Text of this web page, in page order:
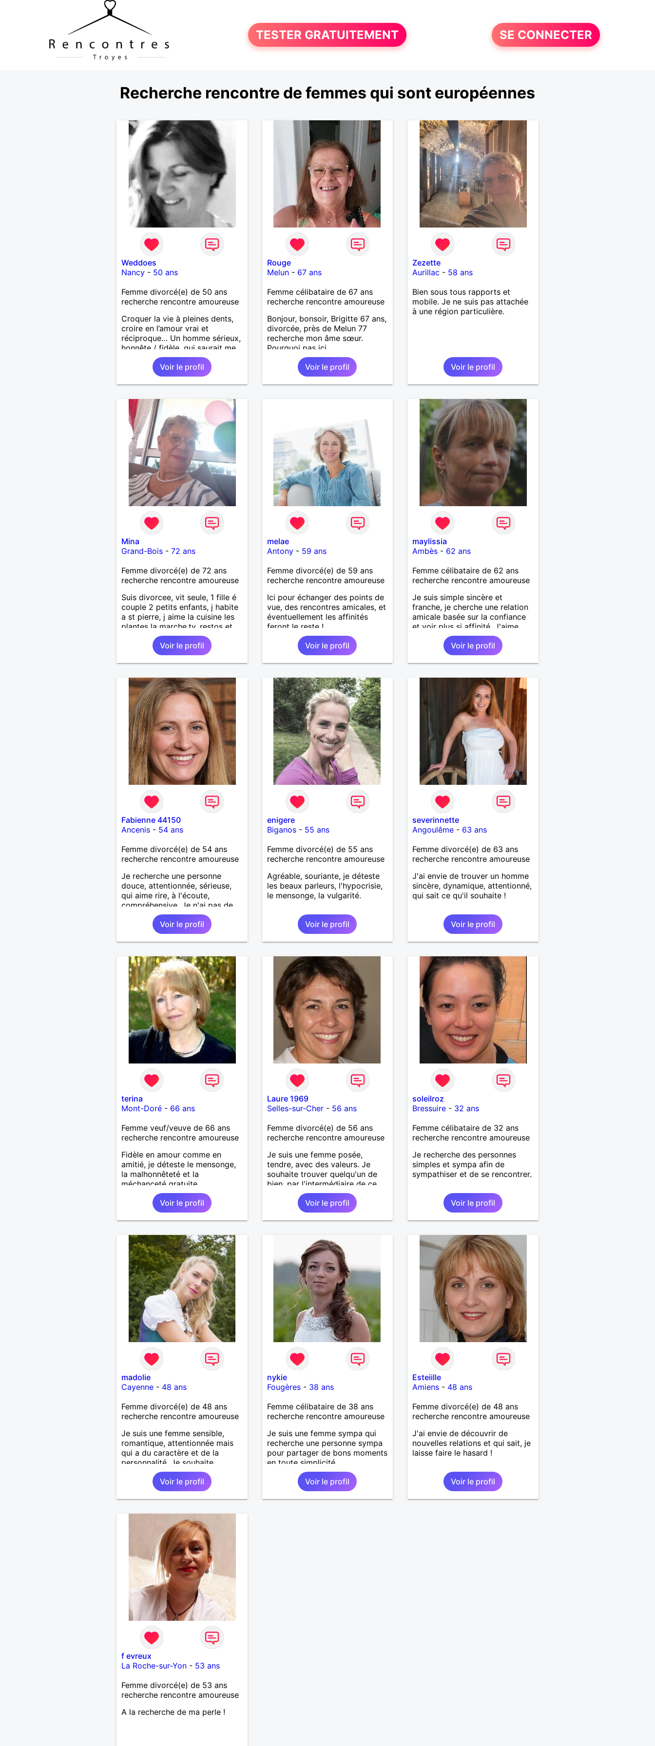
TESTER GRATUITEMENT SE CONNECTER
Recherche rencontre de femmes qui sont européennes
Weddoes
Nancy- 50 ans
Femme divorcé(e) de 50 ans
recherche rencontre amoureuse
Croquer la vie à pleines dents,
croire en l’amour vrai et
réciproque… Un homme sérieux,
honnête / fidèle, qui saurait me
faire rire à nouveau, est le bien
Voir le profil
Rouge
Melun- 67 ans
Femme célibataire de 67 ans
recherche rencontre amoureuse
Bonjour, bonsoir, Brigitte 67 ans,
divorcée, près de Melun 77
recherche mon âme sœur.
Pourquoi pas ici.
Voir le profil
Zezette
Aurillac - 58 ans
Bien sous tous rapports et
mobile. Je ne suis pas attachée
à une région particulière.
Voir le profil
Mina
Grand-Bois- 72 ans
Femme divorcé(e) de 72 ans
recherche rencontre amoureuse
Suis divorcee, vit seule, 1 fille é
couple 2 petits enfants, j habite
a st pierre, j aime la cuisine les
plantes la marche,tv, restos et
voyages 1m65 68 kgse
Voir le profil
melae
Antony- 59 ans
Femme divorcé(e) de 59 ans
recherche rencontre amoureuse
Ici pour échanger des points de
vue, des rencontres amicales, et
éventuellement les affinités
feront le reste !
Voir le profil
maylissia
Ambès - 62 ans
Femme célibataire de 62 ans
recherche rencontre amoureuse
Je suis simple sincère et
franche, je cherche une relation
amicale basée sur la confiance
et voir plus si affinité. J'aime
beaucoup voyager découvrir de
nouveaux horizons à deux, alors
pourquoi pas !
Voir le profil
Fabienne 44150
Ancenis- 54 ans
Femme divorcé(e) de 54 ans
recherche rencontre amoureuse
Je recherche une personne
douce, attentionnée, sérieuse,
qui aime rire, à l'écoute,
compréhensive. Je n'ai pas de
préférence physique
particulière, ni de moyenne
d'age, tout est question de
feeling.
Voir le profil
enigere
Biganos- 55 ans
Femme divorcé(e) de 55 ans
recherche rencontre amoureuse
Agréable, souriante, je déteste
les beaux parleurs, l'hypocrisie,
le mensonge, la vulgarité.
Voir le profil
severinnette
Angoulême - 63 ans
Femme divorcé(e) de 63 ans
recherche rencontre amoureuse
J'ai envie de trouver un homme
sincère, dynamique, attentionné,
qui sait ce qu'il souhaite !
Voir le profil
terina
Mont-Doré- 66 ans
Femme veuf/veuve de 66 ans
recherche rencontre amoureuse
Fidèle en amour comme en
amitié, je déteste le mensonge,
la malhonnêteté et la
méchanceté gratuite.
Voir le profil
Laure 1969
Selles-sur-Cher- 56 ans
Femme divorcé(e) de 56 ans
recherche rencontre amoureuse
Je suis une femme posée,
tendre, avec des valeurs. Je
souhaite trouver quelqu'un de
bien, par l'intermédiaire de ce
site, pour une relation sérieuse.
Voir le profil
soleilroz
Bressuire - 32 ans
Femme célibataire de 32 ans
recherche rencontre amoureuse
Je recherche des personnes
simples et sympa afin de
sympathiser et de se rencontrer.
Voir le profil
madolie
Cayenne- 48 ans
Femme divorcé(e) de 48 ans
recherche rencontre amoureuse
Je suis une femme sensible,
romantique, attentionnée mais
qui a du caractère et de la
personnalité. Je souhaite
rencontrer un homme même
Voir le profil
nykie
Fougères- 38 ans
Femme célibataire de 38 ans
recherche rencontre amoureuse
Je suis une femme sympa qui
recherche une personne sympa
pour partager de bons moments
en toute simplicité.
Voir le profil
Esteiille
Amiens - 48 ans
Femme divorcé(e) de 48 ans
recherche rencontre amoureuse
J'ai envie de découvrir de
nouvelles relations et qui sait, je
laisse faire le hasard !
Voir le profil
f evreux
La Roche-sur-Yon- 53 ans
Femme divorcé(e) de 53 ans
recherche rencontre amoureuse
A la recherche de ma perle !